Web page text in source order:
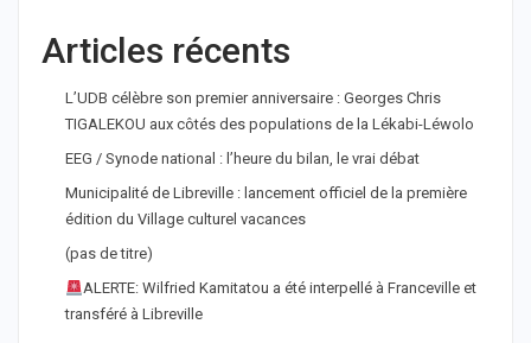
Articles récents
L’UDB célèbre son premier anniversaire : Georges Chris
TIGALEKOU aux côtés des populations de la Lékabi-Léwolo
EEG / Synode national : l’heure du bilan, le vrai débat
Municipalité de Libreville : lancement officiel de la première
édition du Village culturel vacances
(pas de titre)
ALERTE: Wilfried Kamitatou a été interpellé à Franceville et
transféré à Libreville